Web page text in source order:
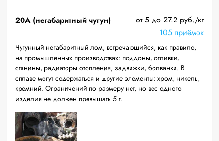
20A (негабаритный чугун)
от 5 до 27.2 руб./кг
105 приёмок
Чугунный негабаритный лом, встречающийся, как правило,
на промышленных производствах: поддоны, отливки,
станины, радиаторы отопления, задвижки, болванки. В
сплаве могут содержаться и другие элементы: хром, никель,
кремний. Ограничений по размеру нет, но вес одного
изделия не должен превышать 5 т.